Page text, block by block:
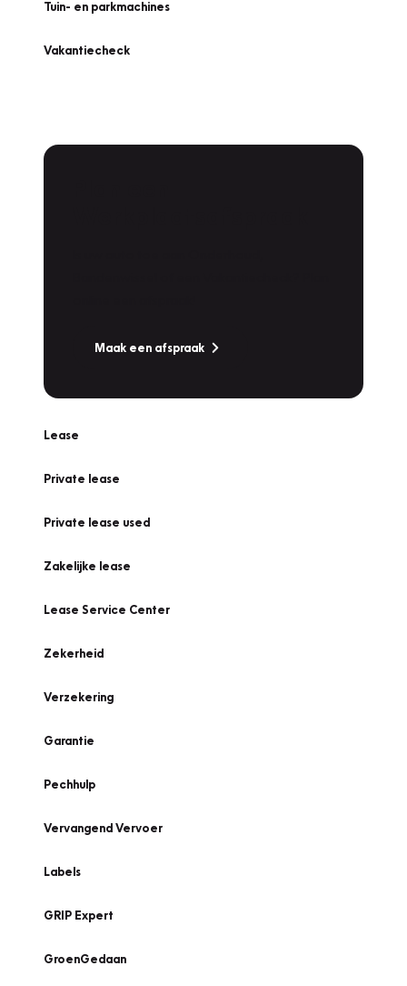
Tuin- en parkmachines
Vakantiecheck
Maak een afspraak
Lease
Private lease
Private lease used
Zakelijke lease
Lease Service Center
Zekerheid
Verzekering
Garantie
Pechhulp
Vervangend Vervoer
Labels
GRIP Expert
GroenGedaan